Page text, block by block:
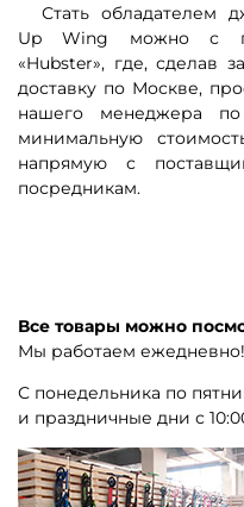
Стать обладателем
Up Wing можно с
«Hubster», где, сделав
доставку по Москве,
нашего менеджера
минимальную
напрямую с
посредникам.
Все товары можно
Мы работаем ежедневно!
С понедельника по
и праздничные дни с